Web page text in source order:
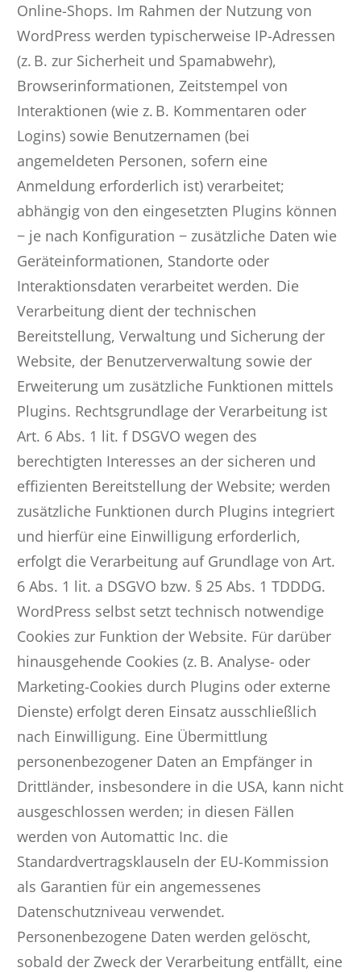
Online-Shops. Im Rahmen der Nutzung von
WordPress werden typischerweise IP-Adressen
(z. B. zur Sicherheit und Spamabwehr),
Browserinformationen, Zeitstempel von
Interaktionen (wie z. B. Kommentaren oder
Logins) sowie Benutzernamen (bei
angemeldeten Personen, sofern eine
Anmeldung erforderlich ist) verarbeitet;
abhängig von den eingesetzten Plugins können
− je nach Konfiguration − zusätzliche Daten wie
Geräteinformationen, Standorte oder
Interaktionsdaten verarbeitet werden. Die
Verarbeitung dient der technischen
Bereitstellung, Verwaltung und Sicherung der
Website, der Benutzerverwaltung sowie der
Erweiterung um zusätzliche Funktionen mittels
Plugins. Rechtsgrundlage der Verarbeitung ist
Art. 6 Abs. 1 lit. f DSGVO wegen des
berechtigten Interesses an der sicheren und
effizienten Bereitstellung der Website; werden
zusätzliche Funktionen durch Plugins integriert
und hierfür eine Einwilligung erforderlich,
erfolgt die Verarbeitung auf Grundlage von Art.
6 Abs. 1 lit. a DSGVO bzw. § 25 Abs. 1 TDDDG.
WordPress selbst setzt technisch notwendige
Cookies zur Funktion der Website. Für darüber
hinausgehende Cookies (z. B. Analyse- oder
Marketing-Cookies durch Plugins oder externe
Dienste) erfolgt deren Einsatz ausschließlich
nach Einwilligung. Eine Übermittlung
personenbezogener Daten an Empfänger in
Drittländer, insbesondere in die USA, kann nicht
ausgeschlossen werden; in diesen Fällen
werden von Automattic Inc. die
Standardvertragsklauseln der EU-Kommission
als Garantien für ein angemessenes
Datenschutzniveau verwendet.
Personenbezogene Daten werden gelöscht,
sobald der Zweck der Verarbeitung entfällt, eine